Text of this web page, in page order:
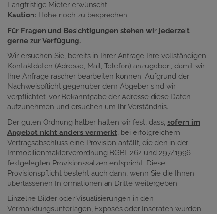
Langfristige Mieter erwünscht!
Kaution: Höhe noch zu besprechen
Für Fragen und Besichtigungen stehen wir jederzeit
gerne zur Verfügung.
Wir ersuchen Sie, bereits in Ihrer Anfrage Ihre vollständigen
Kontaktdaten (Adresse, Mail, Telefon) anzugeben, damit wir
Ihre Anfrage rascher bearbeiten können. Aufgrund der
Nachweispflicht gegenüber dem Abgeber sind wir
verpflichtet, vor Bekanntgabe der Adresse diese Daten
aufzunehmen und ersuchen um Ihr Verständnis.
Der guten Ordnung halber halten wir fest, dass, sofern im
Angebot nicht anders vermerkt, bei erfolgreichem
Vertragsabschluss eine Provision anfällt, die den in der
Immobilienmaklerverordnung BGBI. 262 und 297/1996
festgelegten Provisionssätzen entspricht. Diese
Provisionspflicht besteht auch dann, wenn Sie die Ihnen
überlassenen Informationen an Dritte weitergeben.
Einzelne Bilder oder Visualisierungen in den
Vermarktungsunterlagen, Exposés oder Inseraten wurden